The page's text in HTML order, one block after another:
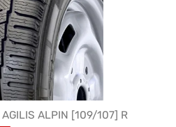
ALPIN [109/107] R